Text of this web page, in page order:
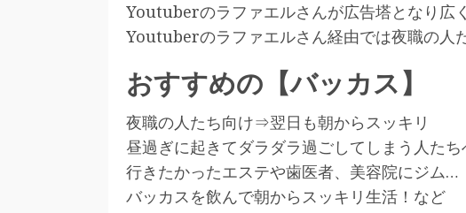
Youtuberのラファエルさんが広告塔となり広
Youtuberのラファエルさん経由では夜職の人
おすすめの【バッカス】
夜職の人たち向け⇒翌日も朝からスッキリ
昼過ぎに起きてダラダラ過ごしてしまう人たち
行きたかったエステや歯医者、美容院にジム…
バッカスを飲んで朝からスッキリ生活！など